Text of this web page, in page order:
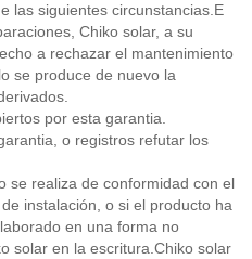
las siguientes circunstancias.E
Chiko solar, a su
a rechazar el mantenimiento
se produce de nuevo la
por esta garantia.
o registros refutar los
se realiza de conformidad con el
instalación, o si el producto ha
en una forma no
solar en la escritura.Chiko solar